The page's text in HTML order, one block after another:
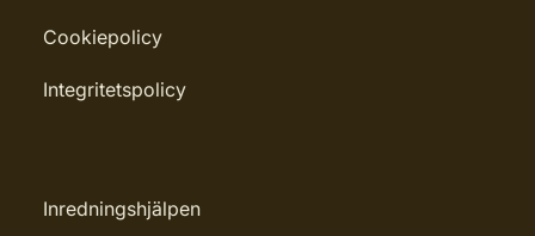
Cookiepolicy
Integritetspolicy
Inredningshjälpen